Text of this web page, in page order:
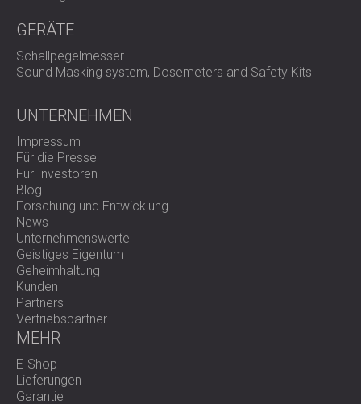
GERÄTE
Schallpegelmesser
Sound Masking system, Dosemeters and Safety Kits
UNTERNEHMEN
Impressum
Für die Presse
Für Investoren
Blog
Forschung und Entwicklung
News
Unternehmenswerte
Geistiges Eigentum
Geheimhaltung
Kunden
Partners
Vertriebspartner
MEHR
E-Shop
Lieferungen
Garantie